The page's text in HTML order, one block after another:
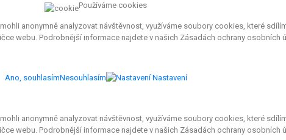
Používáme cookies
anonymně analyzovat návštěvnost, využíváme soubory cookies, které
webu. Podrobnější informace najdete v našich Zásadách ochrany osobních
Ano, souhlasímNesouhlasím Nastavení
anonymně analyzovat návštěvnost, využíváme soubory cookies, které
webu. Podrobnější informace najdete v našich Zásadách ochrany